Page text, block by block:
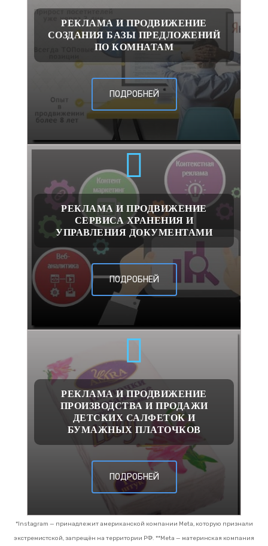
РЕКЛАМА И ПРОДВИЖЕНИЕ
СОЗДАНИЯ БАЗЫ ПРЕДЛОЖЕНИЙ
ПО КОМНАТАМ
ПОДРОБНЕЙ
РЕКЛАМА И ПРОДВИЖЕНИЕ
СЕРВИСА ХРАНЕНИЯ И
УПРАВЛЕНИЯ ДОКУМЕНТАМИ
ПОДРОБНЕЙ
РЕКЛАМА И ПРОДВИЖЕНИЕ
ПРОИЗВОДСТВА И ПРОДАЖИ
ДЕТСКИХ САЛФЕТОК И
БУМАЖНЫХ ПЛАТОЧКОВ
ПОДРОБНЕЙ
*Instagram — принадлежит американской компании Meta, которую признали
экстремистской, запрещён на территории РФ. **Meta — материнская компания